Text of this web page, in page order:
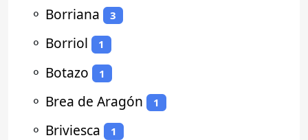
⚬ Borriana 3
⚬ Borriol 1
⚬ Botazo 1
⚬ Brea de Aragón 1
⚬ Briviesca 1